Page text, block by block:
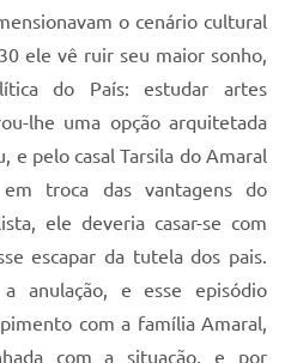
o cenário cultural
ele vê ruir seu maior sonho,
do País: estudar artes
lhe uma opção arquitetada
e pelo casal Tarsila do Amaral
troca das vantagens do
ele deveria casar-se com
escapar da tutela dos pais.
anulação, e esse episódio
com a família Amaral,
com a situação, e por